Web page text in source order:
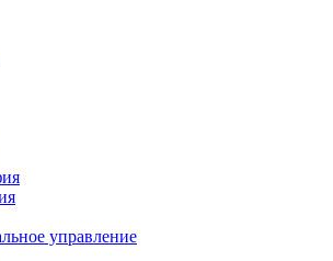
управление